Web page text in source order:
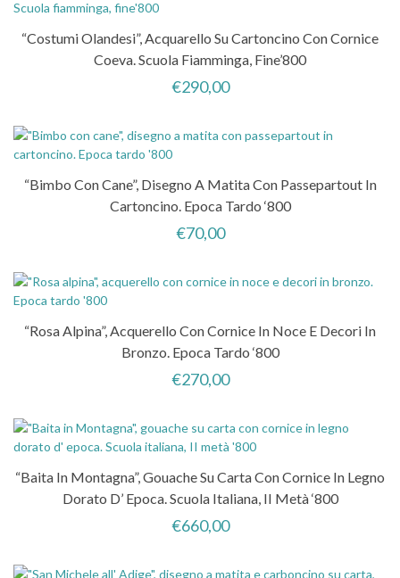
“Costumi Olandesi”, Acquarello Su Cartoncino Con Cornice
Coeva. Scuola Fiamminga, Fine’800
€290,00
“Bimbo Con Cane”, Disegno A Matita Con Passepartout In
Cartoncino. Epoca Tardo ‘800
€70,00
“Rosa Alpina”, Acquerello Con Cornice In Noce E Decori In
Bronzo. Epoca Tardo ‘800
€270,00
“Baita In Montagna”, Gouache Su Carta Con Cornice In Legno
Dorato D’ Epoca. Scuola Italiana, II Metà ‘800
€660,00